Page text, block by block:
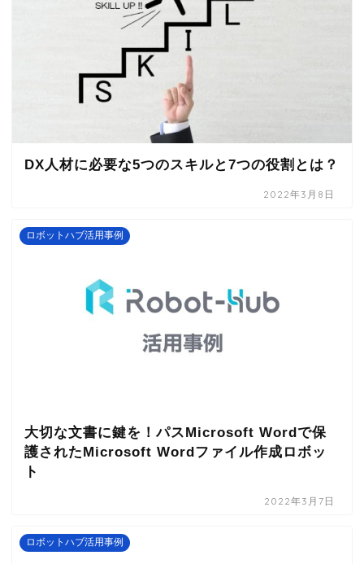
DX人材に必要な5つのスキルと7つの役割とは？
2022年3月8日
ロボットハブ活用事例
大切な文書に鍵を！パスMicrosoft Wordで保
護されたMicrosoft Wordファイル作成ロボッ
ト
2022年3月7日
ロボットハブ活用事例